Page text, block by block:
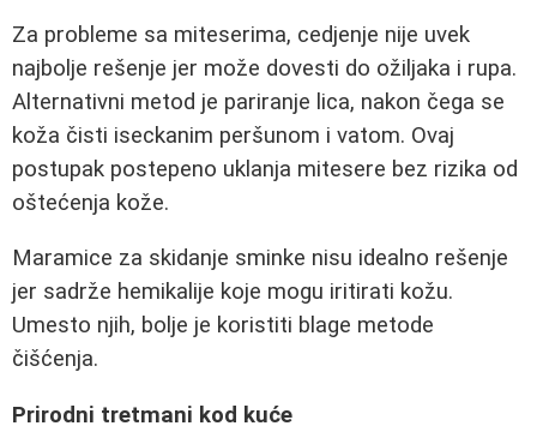
Za probleme sa miteserima, cedjenje nije uvek
najbolje rešenje jer može dovesti do ožiljaka i rupa.
Alternativni metod je pariranje lica, nakon čega se
koža čisti iseckanim peršunom i vatom. Ovaj
postupak postepeno uklanja mitesere bez rizika od
oštećenja kože.
Maramice za skidanje sminke nisu idealno rešenje
jer sadrže hemikalije koje mogu iritirati kožu.
Umesto njih, bolje je koristiti blage metode
čišćenja.
Prirodni tretmani kod kuće